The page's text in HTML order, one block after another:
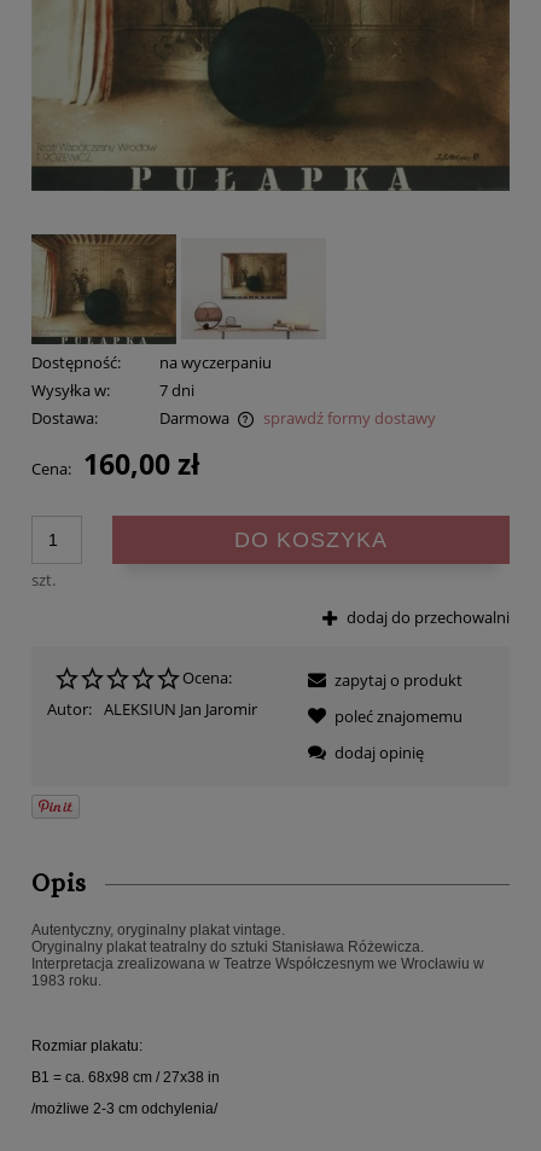
Dostępność:
na wyczerpaniu
Wysyłka w:
7 dni
Dostawa:
Darmowa
sprawdź formy dostawy
Cena: 160,00 zł
szt.
DO KOSZYKA
dodaj do przechowalni
Ocena:
Autor: ALEKSIUN Jan Jaromir
zapytaj o produkt
poleć znajomemu
dodaj opinię
Opis
Autentyczny, oryginalny plakat vintage.
Oryginalny plakat teatralny do sztuki Stanisława Różewicza.
Interpretacja zrealizowana w Teatrze Współczesnym we Wrocławiu w
1983 roku.
Rozmiar plakatu:
B1 = ca. 68x98 cm / 27x38 in
/możliwe 2-3 cm odchylenia/